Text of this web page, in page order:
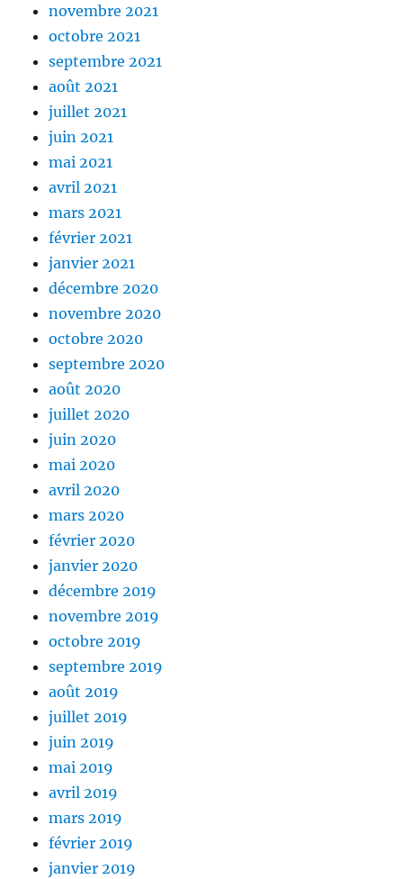
novembre 2021
octobre 2021
septembre 2021
août 2021
juillet 2021
juin 2021
mai 2021
avril 2021
mars 2021
février 2021
janvier 2021
décembre 2020
novembre 2020
octobre 2020
septembre 2020
août 2020
juillet 2020
juin 2020
mai 2020
avril 2020
mars 2020
février 2020
janvier 2020
décembre 2019
novembre 2019
octobre 2019
septembre 2019
août 2019
juillet 2019
juin 2019
mai 2019
avril 2019
mars 2019
février 2019
janvier 2019